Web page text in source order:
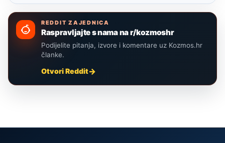
REDDIT ZAJEDNICA
Raspravljajte s nama na r/kozmoshr
Podijelite pitanja, izvore i komentare uz Kozmos.hr
članke.
Otvori Reddit